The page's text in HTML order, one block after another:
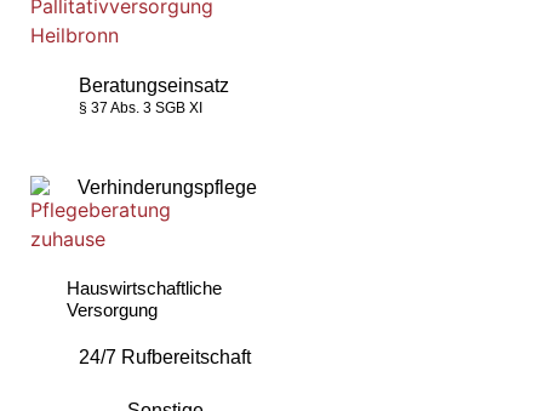
Beratungseinsatz
§ 37 Abs. 3 SGB XI
Verhinderungspflege
Hauswirtschaftliche
Versorgung
24/7 Rufbereitschaft